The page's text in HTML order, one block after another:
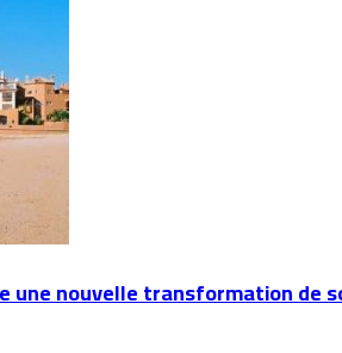
une nouvelle transformation de